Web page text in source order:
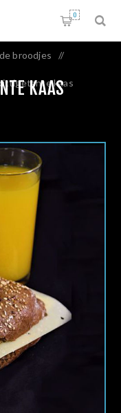
0
broodjes /
kaas
KAAS